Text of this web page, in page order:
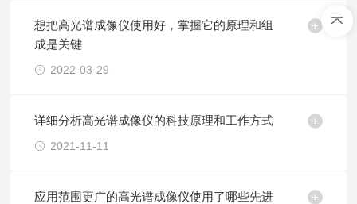
想把高光谱成像仪使用好，掌握它的原理和组
成是关键
2022-03-29
详细分析高光谱成像仪的科技原理和工作方式
2021-11-11
应用范围更广的高光谱成像仪使用了哪些先进